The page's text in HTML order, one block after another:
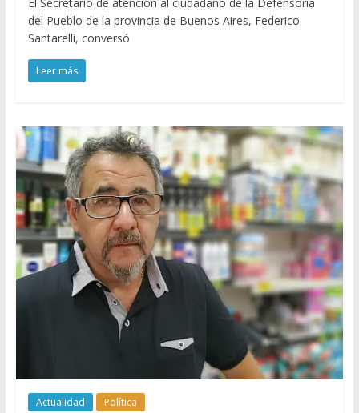
El Secretario de atención al ciudadano de la Defensoría
del Pueblo de la provincia de Buenos Aires, Federico
Santarelli, conversó
Leer más
Actualidad Política